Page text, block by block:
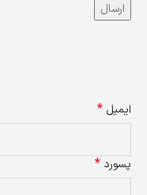
ارسال
ایمیل *
پسورد *